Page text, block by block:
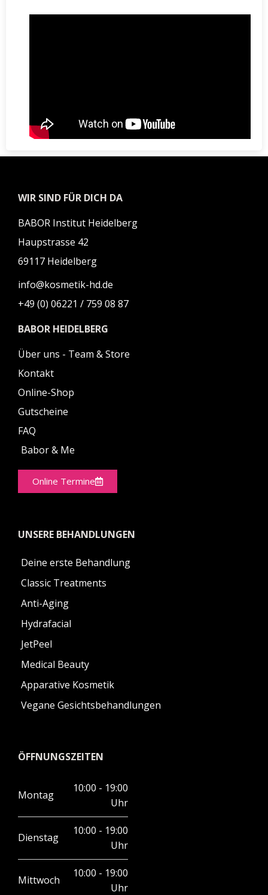
WIR SIND FÜR DICH DA
BABOR Institut Heidelberg
Haupstrasse 42
69117 Heidelberg
info@kosmetik-hd.de
+49 (0) 06221 / 759 08 87
BABOR HEIDELBERG
Über uns - Team & Store
Kontakt
Online-Shop
Gutscheine
FAQ
Babor & Me
Online Termine
UNSERE BEHANDLUNGEN
Deine erste Behandlung
Classic Treatments
Anti-Aging
Hydrafacial
JetPeel
Medical Beauty
Apparative Kosmetik
Vegane Gesichtsbehandlungen
ÖFFNUNGSZEITEN
Montag
10:00 - 19:00
Uhr
Dienstag
10:00 - 19:00
Uhr
Mittwoch
10:00 - 19:00
Uhr